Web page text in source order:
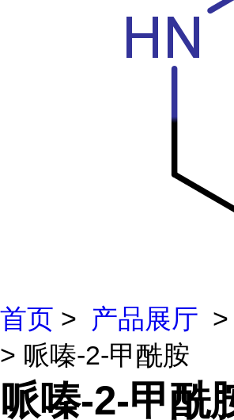
首页 > 产品展厅 >
> 哌嗪-2-甲酰胺
哌嗪-2-甲酰